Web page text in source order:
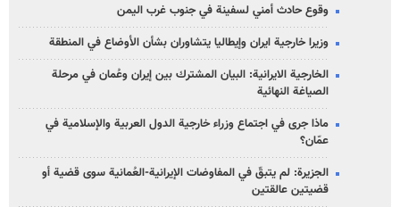
وقوع حادث أمني لسفينة في جنوب غرب اليمن
وزيرا خارجية ايران وإيطاليا يتشاوران بشأن الأوضاع في المنطقة
الخارجية الايرانية: البيان المشترك بين إيران وعُمان في مرحلة
الصياغة النهائية
ماذا جرى في اجتماع وزراء خارجية الدول العربية والإسلامية في
عمّان؟
الجزيرة: لم يتبقّ في المفاوضات الإيرانية-العُمانية سوى قضية أو
قضيتين عالقتين